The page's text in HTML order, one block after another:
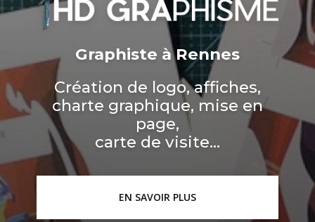
Graphiste à Rennes
Création de logo, affiches,
charte graphique, mise en
page,
carte de visite...
EN SAVOIR PLUS